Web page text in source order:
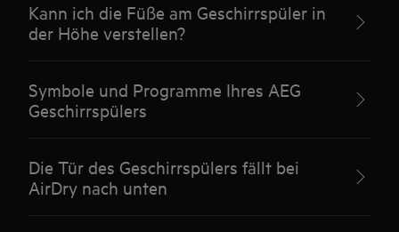
Kann ich die Füße am Geschirrspüler in
der Höhe verstellen?
Symbole und Programme Ihres AEG
Geschirrspülers
Die Tür des Geschirrspülers fällt bei
AirDry nach unten